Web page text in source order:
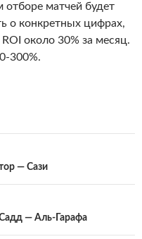
отборе матчей будет
о конкретных цифрах,
около 30% за месяц.
300%.
— Сази
— Аль-Гарафа